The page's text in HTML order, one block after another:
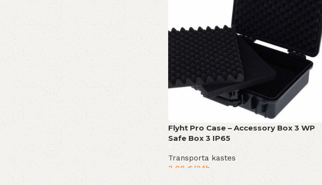
Flyht Pro Case – Accessory Box 3 WP
Safe Box 3 IP65
Transporta kastes
3,00 € /24h